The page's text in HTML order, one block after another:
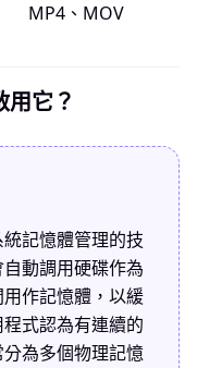
MP4、MOV
它？
記憶體管理的技
動調用硬碟作為
作記憶體，以緩
式認為有連續的
為多個物理記憶